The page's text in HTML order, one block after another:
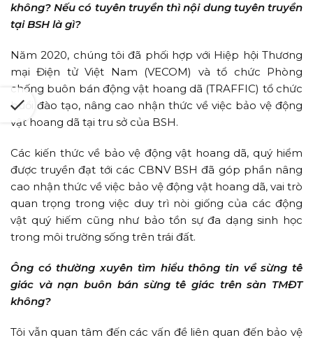
không? Nếu có tuyên truyền thì nội dung tuyên truyền
tại BSH là gì?
Năm 2020, chúng tôi đã phối hợp với Hiệp hội Thương
mại Điện tử Việt Nam (VECOM) và tổ chức Phòng
chống buôn bán động vật hoang dã (TRAFFIC) tổ chức
buổi đào tạo, nâng cao nhận thức về việc bảo vệ động
vật hoang dã tại tru sở của BSH.
Các kiến thức về bảo vệ động vật hoang dã, quý hiểm
được truyền đạt tới các CBNV BSH đã góp phần nâng
cao nhận thức về việc bảo vệ động vật hoang dã, vai trò
quan trọng trong việc duy trì nòi giống của các động
vật quý hiếm cũng như bảo tồn sự đa dạng sinh học
trong môi trường sống trên trái đất.
Ông có thường xuyên tìm hiểu thông tin về sừng tê
giác và nạn buôn bán sừng tê giác trên sàn TMĐT
không?
Tôi vẫn quan tâm đến các vấn đề liên quan đến bảo vệ